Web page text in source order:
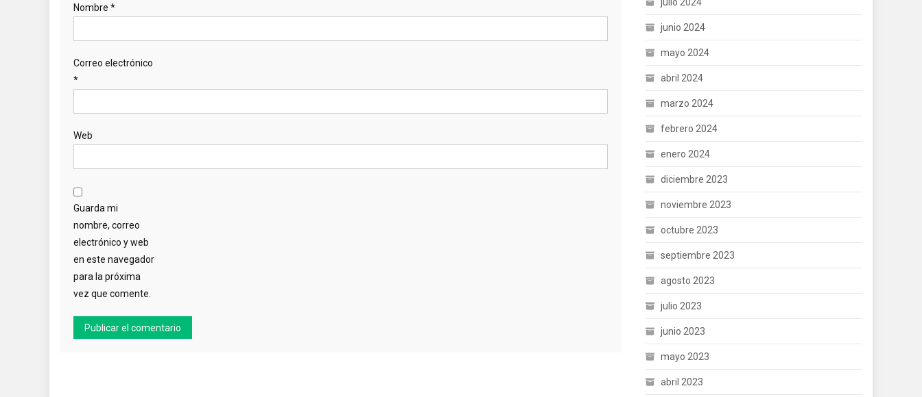
Nombre *
Correo electrónico
*
Web
Guarda mi
nombre, correo
electrónico y web
en este navegador
para la próxima
vez que comente.
junio 2024
mayo 2024
abril 2024
marzo 2024
febrero 2024
enero 2024
diciembre 2023
noviembre 2023
octubre 2023
septiembre 2023
agosto 2023
julio 2023
junio 2023
mayo 2023
abril 2023